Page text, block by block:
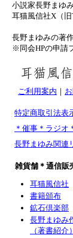
小説家長野まゆ
耳猫風信社X（
長野まゆみの著
※同会HPの申請
ご利用案内 ｜
特定商取引法表
＊催事＊ラジオ
長野まゆみ関連
雑貨舗＊通信販
耳猫風信社
書籍頒布
鉱石倶楽部
長野まゆみ
（著書紹介）